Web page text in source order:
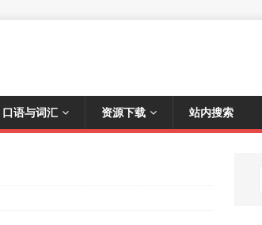
口语与词汇 资源下载 站内搜索